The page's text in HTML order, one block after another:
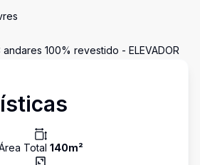
100% revestido - ELEVADOR
Total 140m²